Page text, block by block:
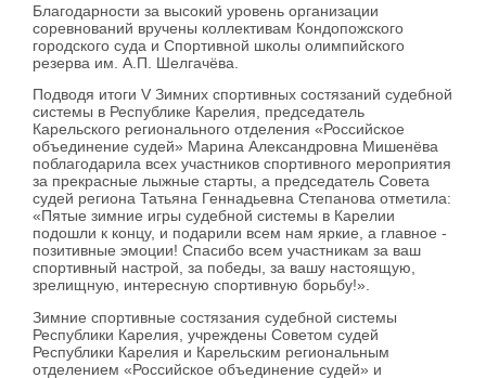
Благодарности за высокий уровень организации
соревнований вручены коллективам Кондопожского
городского суда и Спортивной школы олимпийского
резерва им. А.П. Шелгачёва.
Подводя итоги V Зимних спортивных состязаний судебной
системы в Республике Карелия, председатель
Карельского регионального отделения «Российское
объединение судей» Марина Александровна Мишенёва
поблагодарила всех участников спортивного мероприятия
за прекрасные лыжные старты, а председатель Совета
судей региона Татьяна Геннадьевна Степанова отметила:
«Пятые зимние игры судебной системы в Карелии
подошли к концу, и подарили всем нам яркие, а главное -
позитивные эмоции! Спасибо всем участникам за ваш
спортивный настрой, за победы, за вашу настоящую,
зрелищную, интересную спортивную борьбу!».
Зимние спортивные состязания судебной системы
Республики Карелия, учреждены Советом судей
Республики Карелия и Карельским региональным
отделением «Российское объединение судей» и